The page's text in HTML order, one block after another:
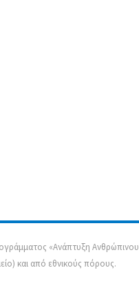
«Ανάπτυξη Ανθρώπινου
και από εθνικούς πόρους.